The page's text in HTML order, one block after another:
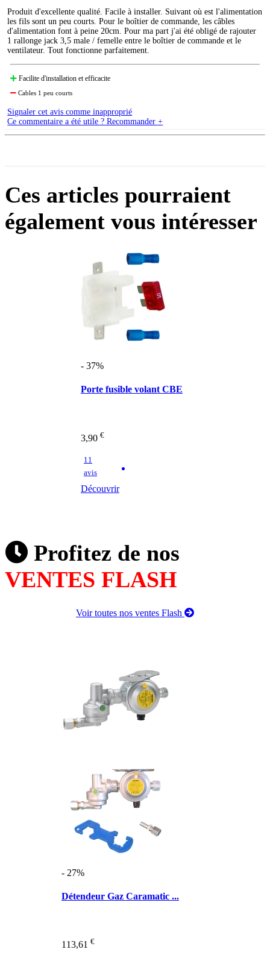
Produit d'excellente qualité. Facile à installer. Suivant où est l'alimentation
les fils sont un peu courts. Pour le boîtier de commande, les câbles
d'alimentation font à peine 20cm. Pour ma part j'ai été obligé de rajouter
1 rallonge jack 3,5 male / femelle entre le boîtier de commande et le
ventilateur. Tout fonctionne parfaitement.
Facilite d'installation et efficacite
Cables 1 peu courts
Signaler cet avis comme inapproprié
Ce commentaire a été utile ? Recommander +
Ces articles pourraient
également vous intéresser
- 37%
Porte fusible volant CBE
3,90 €
11
avis
Découvrir
Profitez de nos
VENTES FLASH
Voir toutes nos ventes Flash
- 27%
Détendeur Gaz Caramatic ...
113,61 €